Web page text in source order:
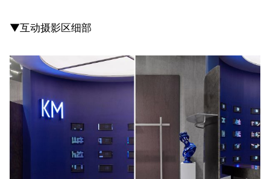
▼互动摄影区细部